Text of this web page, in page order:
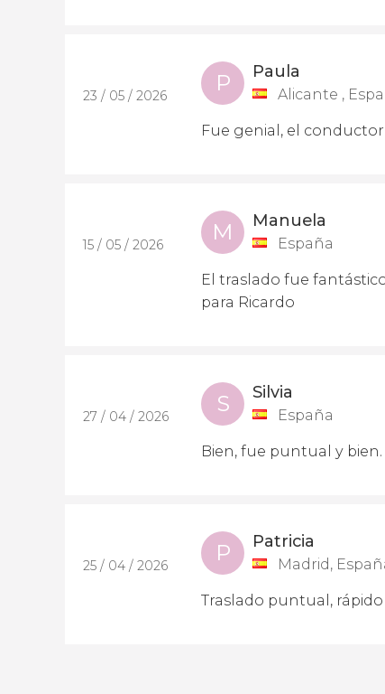
23 / 05 / 2026 P Paula
Alicante ,
Fue genial, el
15 / 05 / 2026 M Manuela
España
El traslado fue
para Ricardo
27 / 04 / 2026 S Silvia
España
Bien, fue puntual y bien.
25 / 04 / 2026 P Patricia
Madrid,
Traslado puntual,